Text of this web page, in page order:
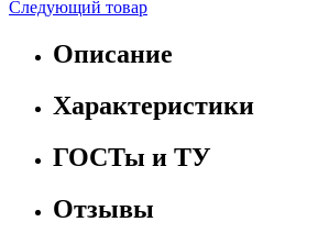
Следующий товар
Описание
Характеристики
ГОСТы и ТУ
Отзывы